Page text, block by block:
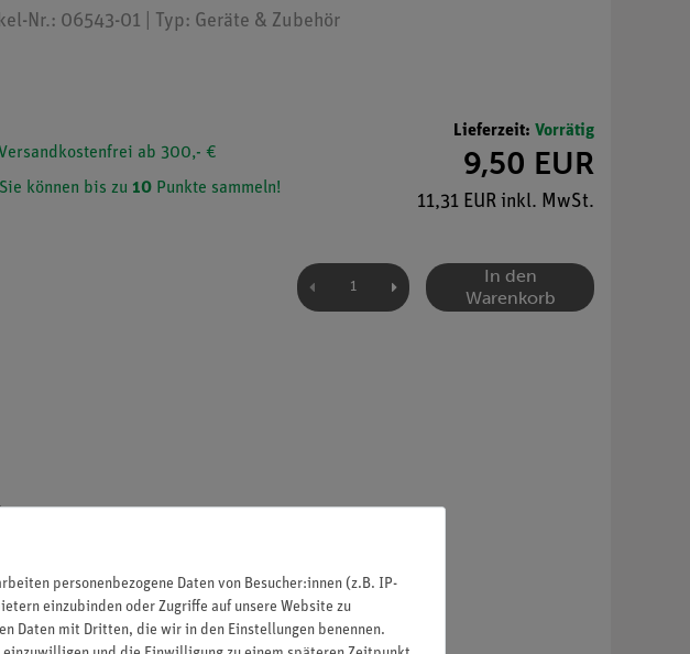
Nr.: 06543-01 | Typ: Geräte & Zubehör
Versandkostenfrei ab 300,- €
Sie können bis zu 10 Punkte sammeln!
Lieferzeit: Vorrätig
9,50 EUR
11,31 EUR inkl. MwSt.
In den
Warenkorb
personenbezogene Daten von Besucher:innen (z.B. IP-
einzubinden oder Zugriffe auf unsere Website zu
Daten mit Dritten, die wir in den Einstellungen benennen.